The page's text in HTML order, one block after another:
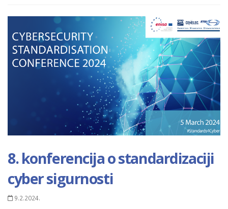
8. konferencija o standardizaciji
cyber sigurnosti
9.2.2024.